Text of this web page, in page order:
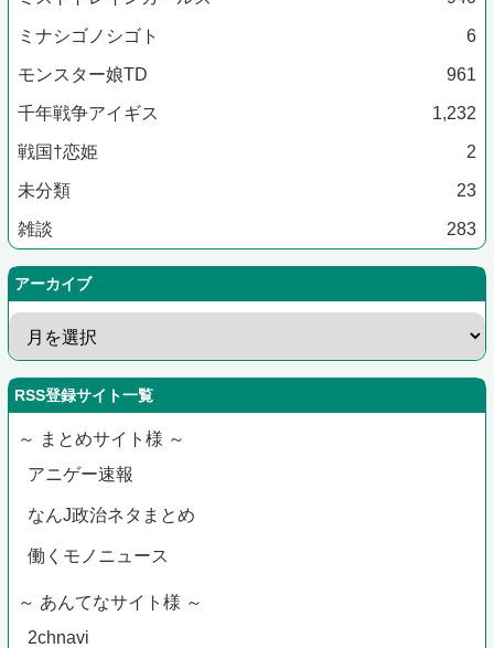
ミナシゴノシゴト 6
モンスター娘TD 961
千年戦争アイギス 1,232
戦国†恋姫 2
未分類 23
雑談 283
アーカイブ
RSS登録サイト一覧
～ まとめサイト様 ～
アニゲー速報
なんJ政治ネタまとめ
働くモノニュース
～ あんてなサイト様 ～
2chnavi